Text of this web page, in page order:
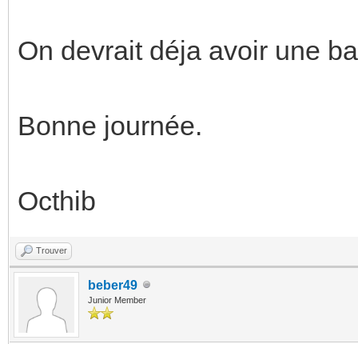
On devrait déja avoir une
Bonne journée.
Octhib
Trouver
beber49
Junior Member